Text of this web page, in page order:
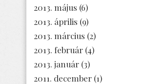
2013. május (6)
2013. április (9)
2013. március (2)
2013. február (4)
2013. január (3)
2011. december (1)